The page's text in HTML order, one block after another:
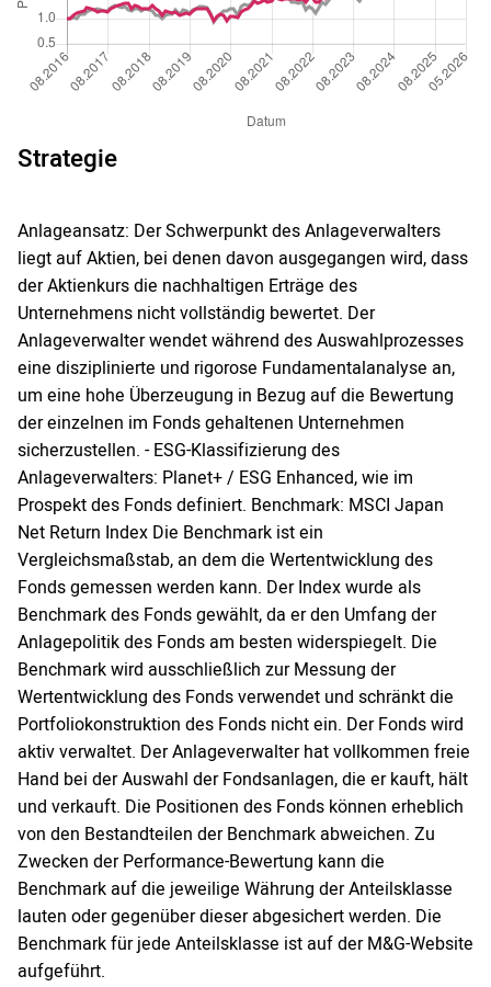
Strategie
Anlageansatz: Der Schwerpunkt des Anlageverwalters
liegt auf Aktien, bei denen davon ausgegangen wird, dass
der Aktienkurs die nachhaltigen Erträge des
Unternehmens nicht vollständig bewertet. Der
Anlageverwalter wendet während des Auswahlprozesses
eine disziplinierte und rigorose Fundamentalanalyse an,
um eine hohe Überzeugung in Bezug auf die Bewertung
der einzelnen im Fonds gehaltenen Unternehmen
sicherzustellen. - ESG-Klassifizierung des
Anlageverwalters: Planet+ / ESG Enhanced, wie im
Prospekt des Fonds definiert. Benchmark: MSCI Japan
Net Return Index Die Benchmark ist ein
Vergleichsmaßstab, an dem die Wertentwicklung des
Fonds gemessen werden kann. Der Index wurde als
Benchmark des Fonds gewählt, da er den Umfang der
Anlagepolitik des Fonds am besten widerspiegelt. Die
Benchmark wird ausschließlich zur Messung der
Wertentwicklung des Fonds verwendet und schränkt die
Portfoliokonstruktion des Fonds nicht ein. Der Fonds wird
aktiv verwaltet. Der Anlageverwalter hat vollkommen freie
Hand bei der Auswahl der Fondsanlagen, die er kauft, hält
und verkauft. Die Positionen des Fonds können erheblich
von den Bestandteilen der Benchmark abweichen. Zu
Zwecken der Performance-Bewertung kann die
Benchmark auf die jeweilige Währung der Anteilsklasse
lauten oder gegenüber dieser abgesichert werden. Die
Benchmark für jede Anteilsklasse ist auf der M&G-Website
aufgeführt.